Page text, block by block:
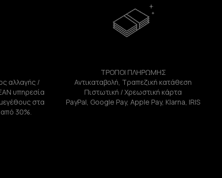
αλλαγής /
υπηρεσία
στα
30%.
ΤΡΟΠΟΙ ΠΛΗΡΩΜΗΣ
Αντικαταβολή, Τραπεζική κατάθεση
Πιστωτική / Χρεωστική κάρτα
PayPal, Google Pay, Apple Pay, Klarna, IRIS